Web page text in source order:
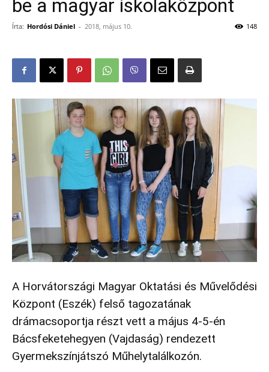
be a magyar iskolaközpont
Írta: Hordósi Dániel - 2018, május 10. 148
A Horvátországi Magyar Oktatási és Művelődési
Központ (Eszék) felső tagozatának
drámacsoportja részt vett a május 4-5-én
Bácsfeketehegyen (Vajdaság) rendezett
Gyermekszínjátszó Műhelytalálkozón.